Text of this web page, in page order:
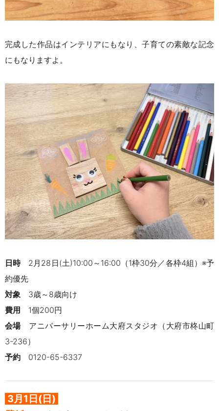
完成した作品はインテリアにもなり、子育ての素敵な記念
にもなりますよ。
日時2月28日(土)10:00～16:00（1枠30分／各枠4組）※予
約優先
対象 3歳～8歳向け
費用
1個200円
会場アニバーサリーホーム大府スタジオ（ 大府市柊山町
3-236）
予約 0120-65-6337
3月1日(日)